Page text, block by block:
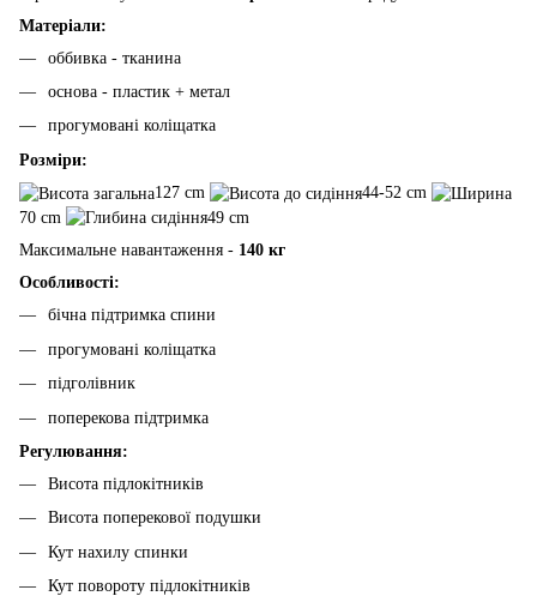
Матеріали:
оббивка - тканина
основа - пластик + метал
прогумовані коліщатка
Розміри:
127 cm
44-52 cm
70 cm
49 cm
Максимальне навантаження - 140 кг
Особливості:
бічна підтримка спини
прогумовані коліщатка
підголівник
поперекова підтримка
Регулювання:
Висота підлокітників
Висота поперекової подушки
Кут нахилу спинки
Кут повороту підлокітників